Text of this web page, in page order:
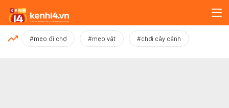
MỚI NHẤT
#mẹo đi chợ #mẹo vặt #chơi cây cảnh